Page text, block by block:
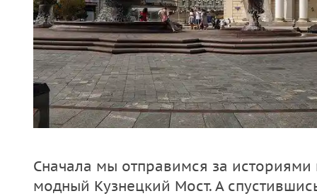
Сначала мы отправимся за
модный Кузнецкий Мост. А